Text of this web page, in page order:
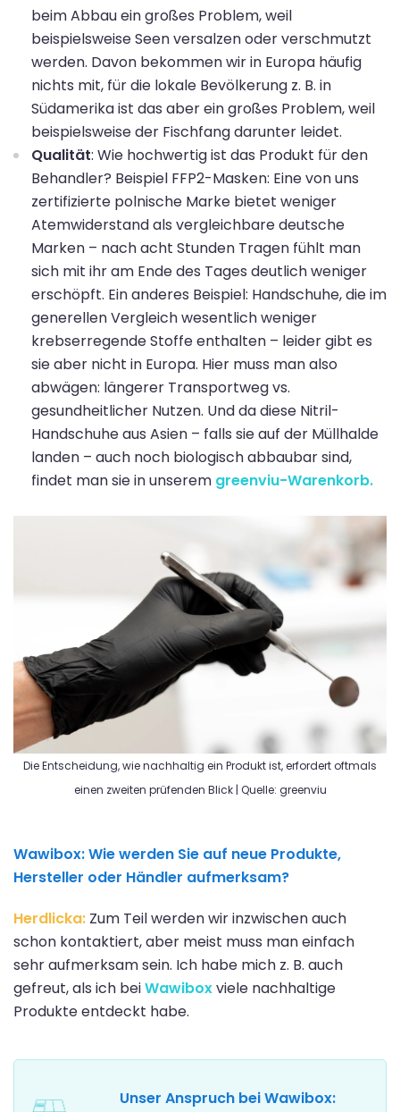
beim Abbau ein großes Problem, weil
beispielsweise Seen versalzen oder verschmutzt
werden. Davon bekommen wir in Europa häufig
nichts mit, für die lokale Bevölkerung z. B. in
Südamerika ist das aber ein großes Problem, weil
beispielsweise der Fischfang darunter leidet.
Qualität: Wie hochwertig ist das Produkt für den
Behandler? Beispiel FFP2-Masken: Eine von uns
zertifizierte polnische Marke bietet weniger
Atemwiderstand als vergleichbare deutsche
Marken – nach acht Stunden Tragen fühlt man
sich mit ihr am Ende des Tages deutlich weniger
erschöpft. Ein anderes Beispiel: Handschuhe, die im
generellen Vergleich wesentlich weniger
krebserregende Stoffe enthalten – leider gibt es
sie aber nicht in Europa. Hier muss man also
abwägen: längerer Transportweg vs.
gesundheitlicher Nutzen. Und da diese Nitril-
Handschuhe aus Asien – falls sie auf der Müllhalde
landen – auch noch biologisch abbaubar sind,
findet man sie in unserem greenviu-Warenkorb.
Die Entscheidung, wie nachhaltig ein Produkt ist, erfordert oftmals
einen zweiten prüfenden Blick | Quelle: greenviu
Wawibox:Wie werden Sie auf neue Produkte,
Hersteller oder Händler aufmerksam?
Herdlicka: Zum Teil werden wir inzwischen auch
schon kontaktiert, aber meist muss man einfach
sehr aufmerksam sein. Ich habe mich z. B. auch
gefreut, als ich beiWawiboxviele nachhaltige
Produkte entdeckt habe.
Unser Anspruch bei Wawibox: